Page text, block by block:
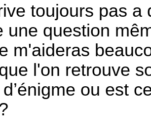
toujours pas a
une question
m'aideras
l'on retrouve
ou est